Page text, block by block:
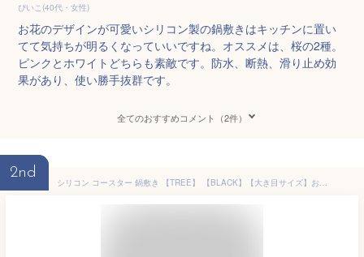
ぴいこ(40代・女性)
お花のデザインが可愛いシリコン製の鍋敷きはキッチンに置い
てて気持ちが明るくなっていいですね。オススメは、桜の2種。
ピンクとホワイトどちらも素敵です。防水、断熱、滑り止め効
果があり、使い勝手抜群です。
全てのおすすめコメント（2件）
2nd
シリコン コースター 鍋敷き 【TREE】 【BLACK】【大き目サイズ】おしゃれ雑貨 キッチン雑貨 オリジナル DESIGN 【ギフト】【MIRAGE-STYLE】